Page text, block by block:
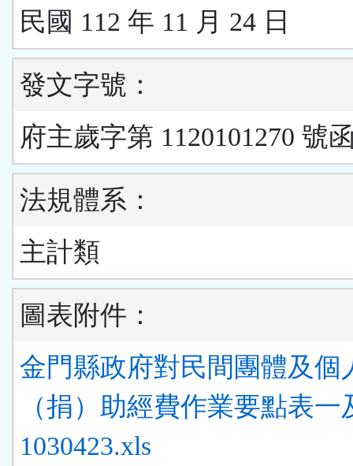
民國 112 年 11 月 24 日
發文字號：
府主歲字第 1120101270 號
法規體系：
主計類
圖表附件：
金門縣政府對民間團體及個
（捐）助經費作業要點表一
1030423.xls